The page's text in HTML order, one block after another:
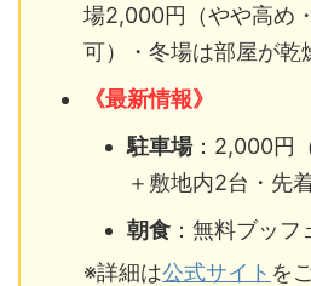
場2,000円（やや高め
可）・冬場は部屋が乾
《最新情報》
駐車場：2,000円
＋敷地内2台・先
朝食 ：無料ブッ
※詳細は公式サイト を